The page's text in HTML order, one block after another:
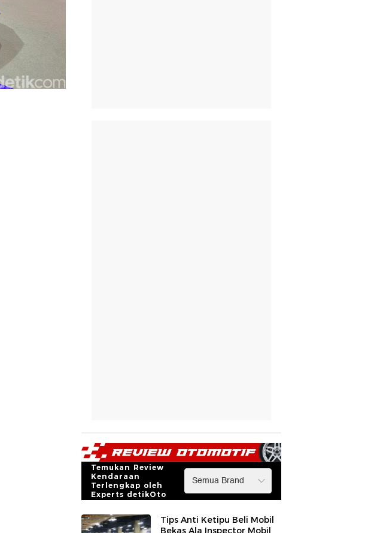
Temukan Review
Kendaraan
Terlengkap oleh
Experts detikOto
Tips Anti Ketipu Beli Mobil
Bekas Ala Inspector Mobil